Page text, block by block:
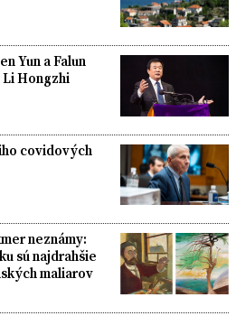
Yun a Falun
Li Hongzhi
covidových
neznámy:
sú najdrahšie
maliarov